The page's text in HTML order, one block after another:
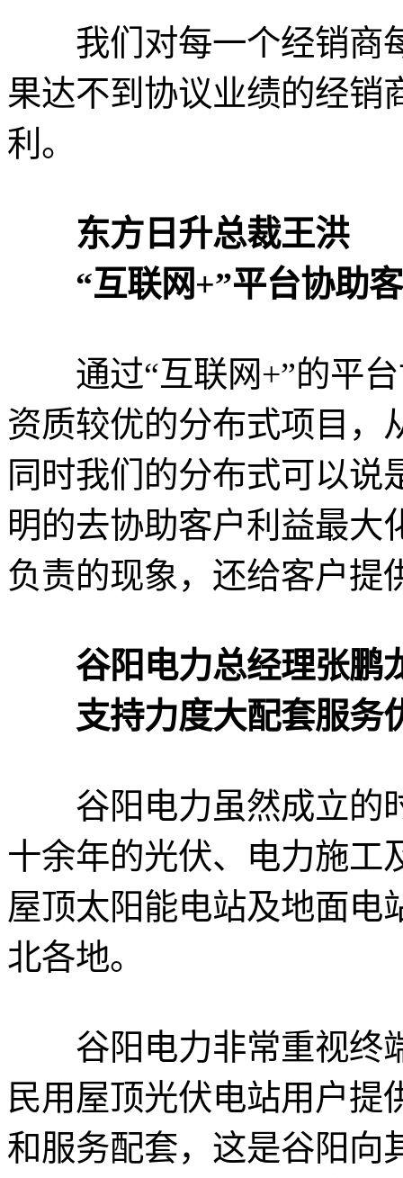
我们对每一个经销商
果达不到协议业绩的经销
利。
东方日升总裁王洪
“互联网+”平台协助客
通过“互联网+”的平台
资质较优的分布式项目，
同时我们的分布式可以
明的去协助客户利益最大
负责的现象，还给客户提
谷阳电力总经理张鹏
支持力度大配套服务
谷阳电力虽然成立的
十余年的光伏、电力施工
屋顶太阳能电站及地面电
北各地。
谷阳电力非常重视终
民用屋顶光伏电站用户提
和服务配套，这是谷阳向